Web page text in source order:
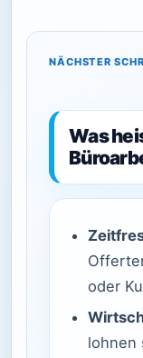
NÄCHSTER
Was
oder
lohnen